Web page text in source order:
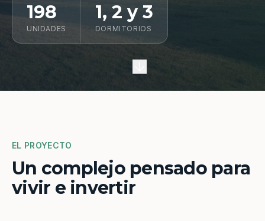
198
UNIDADES
1, 2 y 3
DORMITORIOS
EL PROYECTO
Un complejo pensado para
vivir e invertir